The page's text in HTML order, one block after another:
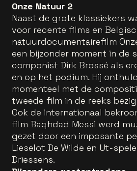
Onze Natuur 2
Naast de grote klassiekers
voor recente films en
natuurdocumentairefilm
een bijzonder moment in de
componist Dirk Brossé als
en op het podium. Hij
momenteel met de
tweede film in de reeks
Ook de internationaal
film Baghdad Messi werd
gezet door een imposante
Lieselot De Wilde en Ut-
Driessens.